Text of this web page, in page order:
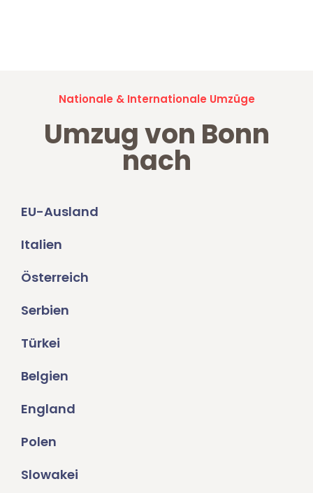
Nationale & Internationale Umzüge
Umzug von Bonn
nach
EU-Ausland
Italien
Österreich
Serbien
Türkei
Belgien
England
Polen
Slowakei